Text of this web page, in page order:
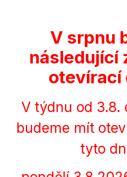
V srpnu
následující
otevírací
V týdnu od 3.8.
budeme mít
tyto